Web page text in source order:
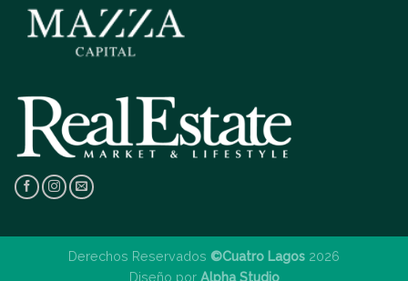
Derechos Reservados ©Cuatro Lagos 2026
Diseño por Alpha Studio